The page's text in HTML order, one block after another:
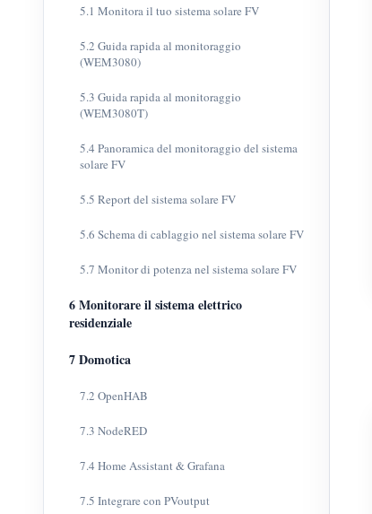
5.1 Monitora il tuo sistema solare FV
5.2 Guida rapida al monitoraggio
(WEM3080)
5.3 Guida rapida al monitoraggio
(WEM3080T)
5.4 Panoramica del monitoraggio del sistema
solare FV
5.5 Report del sistema solare FV
5.6 Schema di cablaggio nel sistema solare FV
5.7 Monitor di potenza nel sistema solare FV
6 Monitorare il sistema elettrico
residenziale
7 Domotica
7.2 OpenHAB
7.3 NodeRED
7.4 Home Assistant & Grafana
7.5 Integrare con PVoutput